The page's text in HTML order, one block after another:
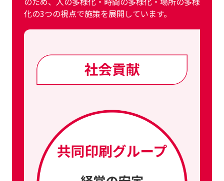
化の3つの視点で施策を展開しています。